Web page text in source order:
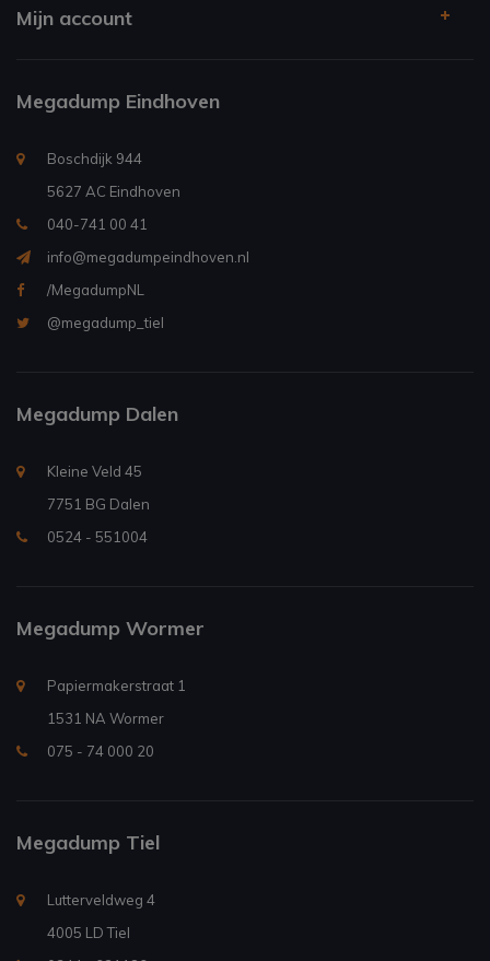
Mijn account
Megadump Eindhoven
Boschdijk 944
5627 AC Eindhoven
040-741 00 41
info@megadumpeindhoven.nl
/MegadumpNL
@megadump_tiel
Megadump Dalen
Kleine Veld 45
7751 BG Dalen
0524 - 551004
Megadump Wormer
Papiermakerstraat 1
1531 NA Wormer
075 - 74 000 20
Megadump Tiel
Lutterveldweg 4
4005 LD Tiel